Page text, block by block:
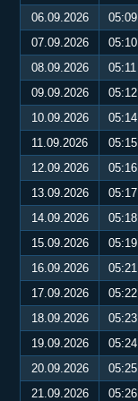
06.09.2026
05:09
07.09.2026
05:10
08.09.2026
05:11
09.09.2026
05:12
10.09.2026
05:14
11.09.2026
05:15
12.09.2026
05:16
13.09.2026
05:17
14.09.2026
05:18
15.09.2026
05:19
16.09.2026
05:21
17.09.2026
05:22
18.09.2026
05:23
19.09.2026
05:24
20.09.2026
05:25
21.09.2026
05:26